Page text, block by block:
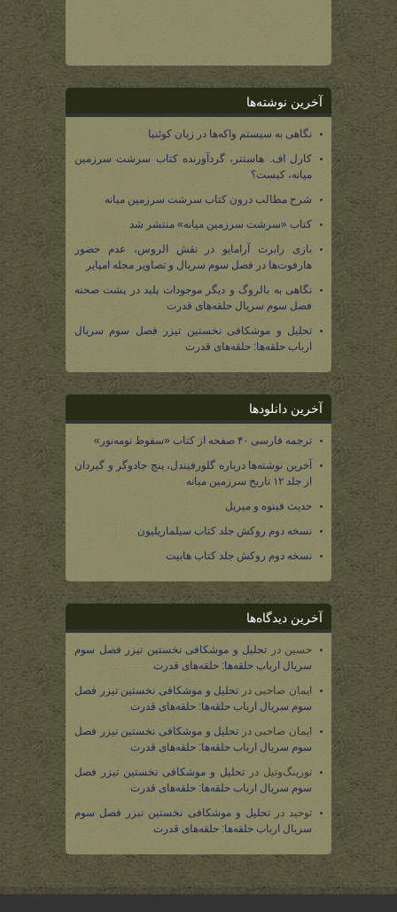
آخرین نوشته‌ها
نگاهی به سیستم واکه‌ها در زبان کوئنیا
کارل اف. هاستتر، گردآورنده کتاب سرشت سرزمین
میانه، کیست؟
شرح مطالب درون کتاب سرشت سرزمین میانه
کتاب «سرشت سرزمین میانه» منتشر شد
بازی رابرت آرامایو در نقش الروس، عدم حضور
هارفوت‌ها در فصل سوم سریال و تصاویر مجله امپایر
نگاهی به بالروگ و دیگر موجودات پلید در پشت صحنه
فصل سوم سریال حلقه‌های قدرت
تحلیل و موشکافی نخستین تیزر فصل سوم سریال
ارباب حلقه‌ها: حلقه‌های قدرت
آخرین دانلودها
ترجمه فارسی ۴۰ صفحه از کتاب «سقوط نومه‌نور»
آخرین نوشته‌ها درباره گلورفیندل، پنج جادوگر و گیردان
از جلد ۱۲ تاریخ سرزمین میانه
حدیث فینوه و میریل
نسخه دوم روکش جلد کتاب سیلماریلیون
نسخه دوم روکش جلد کتاب هابیت
آخرین دیدگاه‌ها
حسین در تحلیل و موشکافی نخستین تیزر فصل سوم
سریال ارباب حلقه‌ها: حلقه‌های قدرت
ایمان صاحبی در تحلیل و موشکافی نخستین تیزر فصل
سوم سریال ارباب حلقه‌ها: حلقه‌های قدرت
ایمان صاحبی در تحلیل و موشکافی نخستین تیزر فصل
سوم سریال ارباب حلقه‌ها: حلقه‌های قدرت
تورینگ‌وتیل در تحلیل و موشکافی نخستین تیزر فصل
سوم سریال ارباب حلقه‌ها: حلقه‌های قدرت
توحید درتحلیل و موشکافی نخستین تیزر فصل سوم
سریال ارباب حلقه‌ها: حلقه‌های قدرت